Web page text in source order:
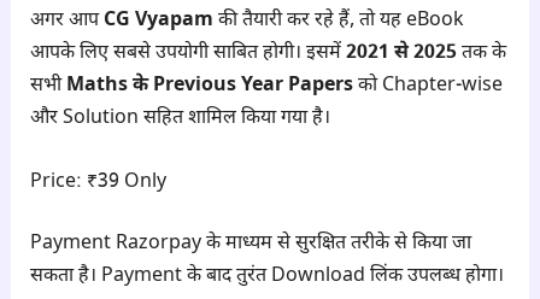
अगर आपCG Vyapam की तैयारी कर रहे हैं, तो यह eBook
आपके लिए सबसे उपयोगी साबित होगी। इसमें2021 से 2025तक के
सभीMaths के Previous Year Papersको Chapter-wise
और Solution सहित शामिल किया गया है।
Price: ₹39 Only
Payment Razorpay के माध्यम से सुरक्षित तरीके से किया जा
सकता है। Payment के बाद तुरंत Download लिंक उपलब्ध होगा।